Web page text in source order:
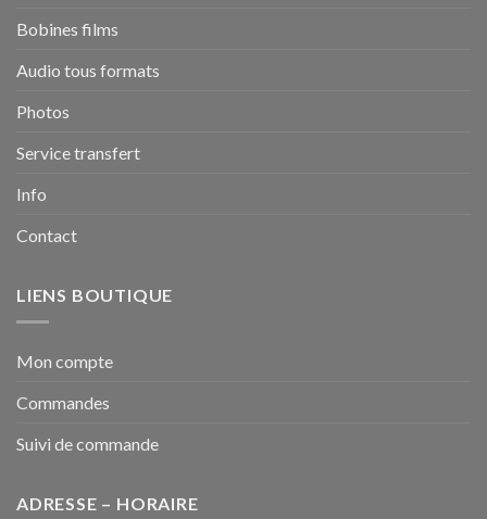
Bobines films
Audio tous formats
Photos
Service transfert
Info
Contact
LIENS BOUTIQUE
Mon compte
Commandes
Suivi de commande
ADRESSE – HORAIRE